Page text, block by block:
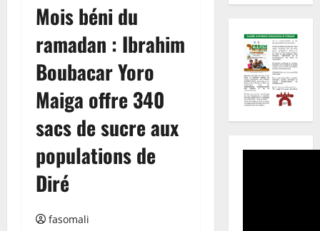
Mois béni du
ramadan : Ibrahim
Boubacar Yoro
Maiga offre 340
sacs de sucre aux
populations de
Diré
fasomali